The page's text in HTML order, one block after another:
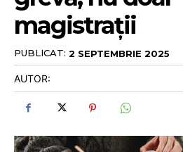
magistrații
PUBLICAT: 2 SEPTEMBRIE 2025
AUTOR: